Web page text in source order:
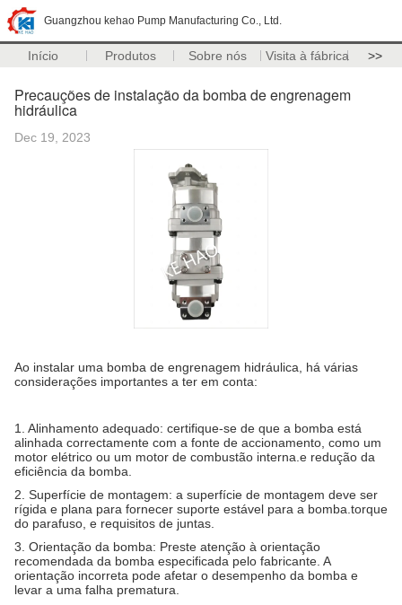
Guangzhou kehao Pump Manufacturing Co., Ltd.
Início Produtos Sobre nós Visita à fábrica >>
Precauções de instalação da bomba de engrenagem
hidráulica
Dec 19, 2023
Ao instalar uma bomba de engrenagem hidráulica, há várias
considerações importantes a ter em conta:
1. Alinhamento adequado: certifique-se de que a bomba está
alinhada correctamente com a fonte de accionamento, como um
motor elétrico ou um motor de combustão interna.e redução da
eficiência da bomba.
2. Superfície de montagem: a superfície de montagem deve ser
rígida e plana para fornecer suporte estável para a bomba.torque
do parafuso, e requisitos de juntas.
3. Orientação da bomba: Preste atenção à orientação
recomendada da bomba especificada pelo fabricante. A
orientação incorreta pode afetar o desempenho da bomba e
levar a uma falha prematura.